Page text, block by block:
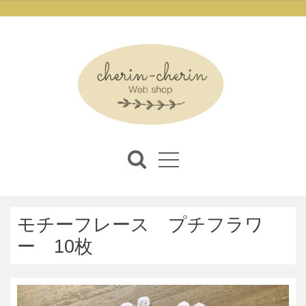
モチーフレース プチフラワ
ー 10枚